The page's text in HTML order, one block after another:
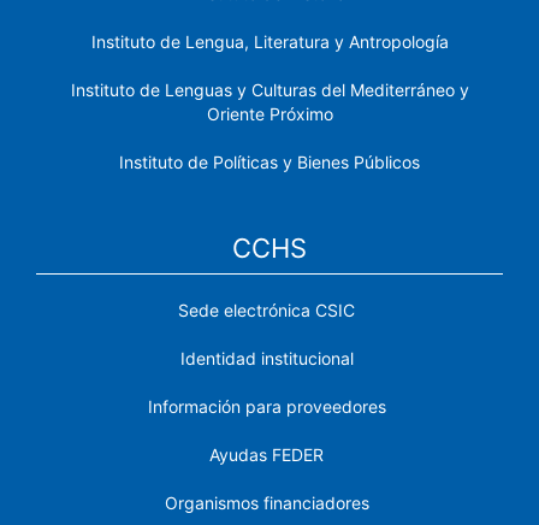
Instituto de Lengua, Literatura y Antropología
Instituto de Lenguas y Culturas del Mediterráneo y
Oriente Próximo
Instituto de Políticas y Bienes Públicos
CCHS
Sede electrónica CSIC
Identidad institucional
Información para proveedores
Ayudas FEDER
Organismos financiadores